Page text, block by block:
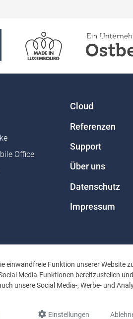
einwandfreie Funktion unserer Website
Media-Funktionen bereitzustellen
unsere Social Media-, Werbe- und
Einstellungen
Office
Cloud
Referenzen
Support
Über uns
Datenschutz
Impressum